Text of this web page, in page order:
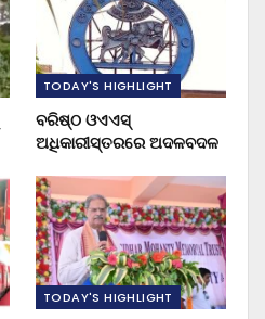
TODAY'S HIGHLIGHT
ବରିଷ୍ଠ ଓଏଏସ୍‌
ଅଧିକାରୀସ୍ତରରେ ଅଦଳବଦଳ
TODAY'S HIGHLIGHT